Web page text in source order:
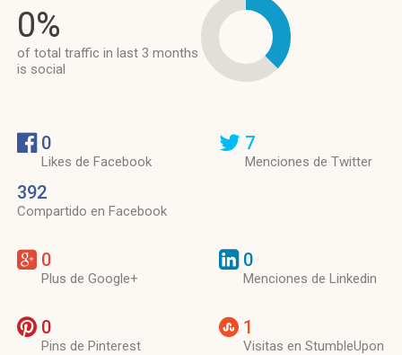
0%
of total traffic in last 3 months
is social
0
Likes de Facebook
392
Compartido en Facebook
7
Menciones de Twitter
0
Plus de Google+
0
Menciones de Linkedin
0
Pins de Pinterest
1
Visitas en StumbleUpon